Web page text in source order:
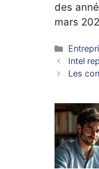
des
mars
Intel
Les